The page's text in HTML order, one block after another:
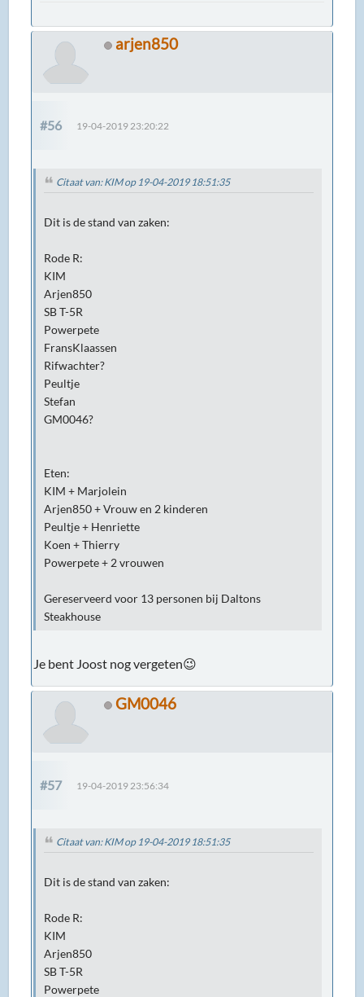
arjen850
#56 19-04-2019 23:20:22
Citaat van: KIM op 19-04-2019 18:51:35
Dit is de stand van zaken:
Rode R:
KIM
Arjen850
SB T-5R
Powerpete
FransKlaassen
Rifwachter?
Peultje
Stefan
GM0046?
Eten:
KIM + Marjolein
Arjen850 + Vrouw en 2 kinderen
Peultje + Henriette
Koen + Thierry
Powerpete + 2 vrouwen
Gereserveerd voor 13 personen bij Daltons
Steakhouse
Je bent Joost nog vergeten😉
GM0046
#57 19-04-2019 23:56:34
Citaat van: KIM op 19-04-2019 18:51:35
Dit is de stand van zaken:
Rode R:
KIM
Arjen850
SB T-5R
Powerpete